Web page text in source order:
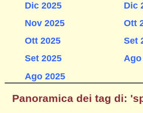
Dic 2025
Nov 2025
Ott 2025
Set 2025
Ago 2025
Dic
Ott
Set
Ago
Panoramica dei tag di: